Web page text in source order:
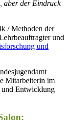
aber der Eindruck
/ Methoden der
und
und
Mitarbeiterin im
und Entwicklung
: